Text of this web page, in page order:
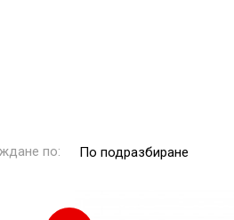
по: По подразбиране